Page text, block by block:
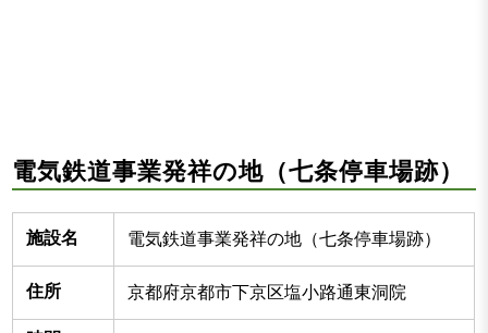
電気鉄道事業発祥の地（七条停車場跡）
施設名 電気鉄道事業発祥の地（七条停車場跡）
住所 京都府京都市下京区塩小路通東洞院